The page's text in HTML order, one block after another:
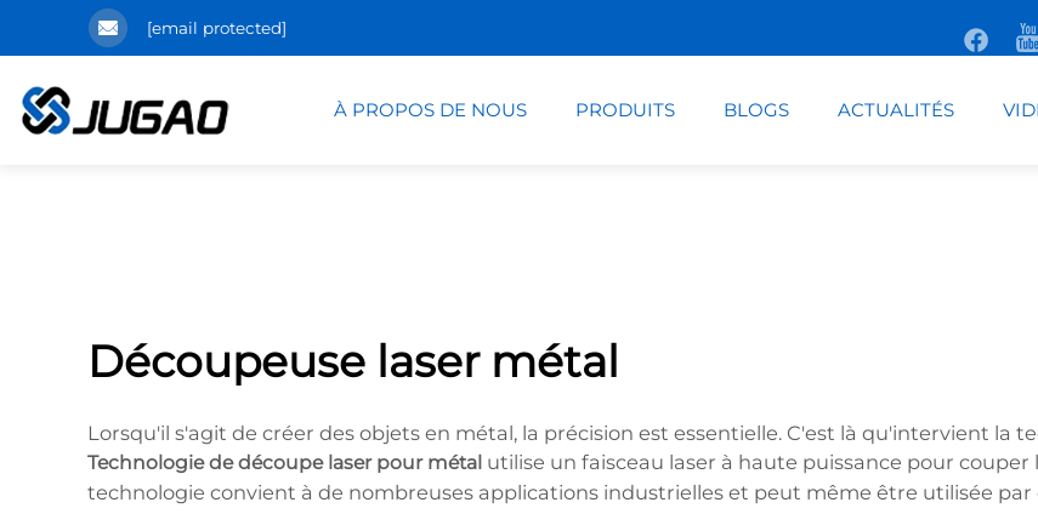
[email protected]
À PROPOS DE NOUS PRODUITS BLOGS ACTUALITÉS
Découpeuse laser métal
Lorsqu'il s'agit de créer des objets en métal, la précision est essentielle. C'est là qu'intervient la
Technologie de découpe laser pour métal utilise un faisceau laser à haute puissance pour
technologie convient à de nombreuses applications industrielles et peut même être utilisée par